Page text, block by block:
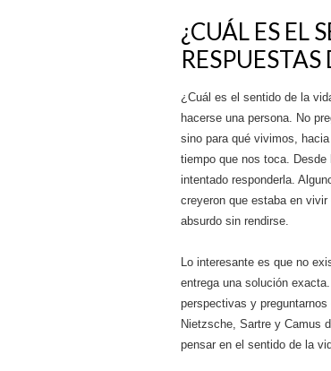
¿CUÁL ES EL
¿Cuál es el sentido de la
hacerse una persona. No
sino para qué vivimos,
tiempo que nos toca.
intentado responderla.
creyeron que estaba en
absurdo sin rendirse.
Lo interesante es que no
entrega una solución
perspectivas y
Nietzsche, Sartre y Camus
pensar en el sentido de la